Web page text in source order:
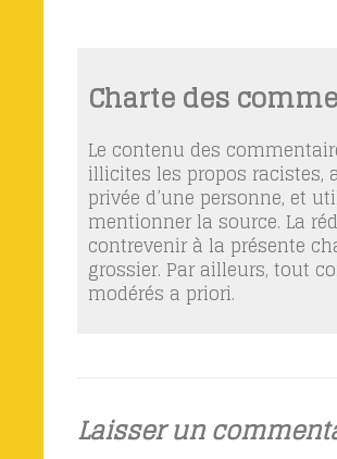
Charte des
Le contenu des
illicites les propos
privée d’une personne, et
mentionner la source. La
contrevenir à la présente
grossier. Par ailleurs, tout
modérés a priori.
Laisser un